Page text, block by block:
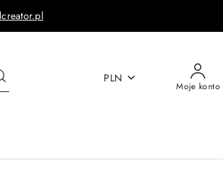
PLN
Moje konto